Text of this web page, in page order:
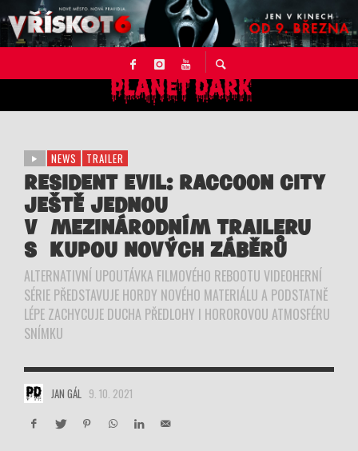
NEWS TRAILER
RESIDENT EVIL: RACCOON CITY
JEŠTĚ JEDNOU
V MEZINÁRODNÍM TRAILERU
S KUPOU NOVÝCH ZÁBĚRŮ
ALTERNATIVNÍ UPOUTÁVKA FILMOVÉHO REBOOTU VIDEOHERNÍ
SÉRIE PŘEDSTAVUJE HORDY NOVÉHO MATERIÁLU A PODSTATNĚ
LÉPE ZACHYCUJE DUCHA PŘEDLOHY I HOROROVOU ATMOSFÉRU
SNÍMKU
JAN GÁL 9. 10. 2021